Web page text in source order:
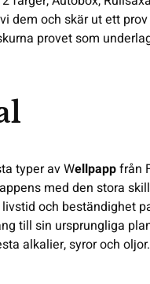
dem och skär ut ett
provet som
typer av Wellpappfrån
med den stora
och beständighet
till sin ursprungliga
alkalier, syror och